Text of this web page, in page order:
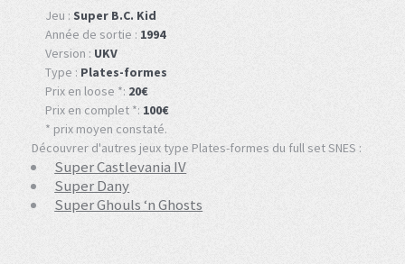
Jeu : Super B.C. Kid
Année de sortie : 1994
Version : UKV
Type : Plates-formes
Prix en loose *: 20€
Prix en complet *: 100€
* prix moyen constaté.
Découvrer d'autres jeux type Plates-formes du full set SNES :
Super Castlevania IV
Super Dany
Super Ghouls ‘n Ghosts